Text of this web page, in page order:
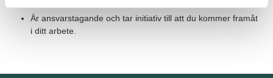
Är ansvarstagande och tar initiativ till att du kommer framåt
i ditt arbete.